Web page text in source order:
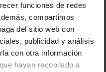
funciones de redes
compartimos
del sitio web con
publicidad y análisis
con otra información
hayan recopilado a
1 V ... 60 V
4 V ... 32 V
Screw with captive clamp
4029408